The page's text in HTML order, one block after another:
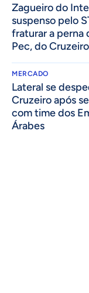
Zagueiro do
suspenso pelo
fraturar a perna
Pec, do Cruzeiro
MERCADO
Lateral se
Cruzeiro após
com time dos
Árabes